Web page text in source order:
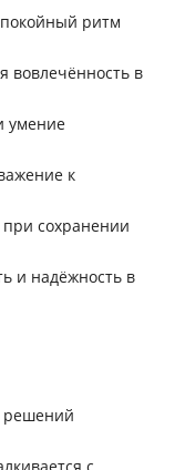
ритм
вовлечённость в
умение
к
сохранении
и надёжность в
решений